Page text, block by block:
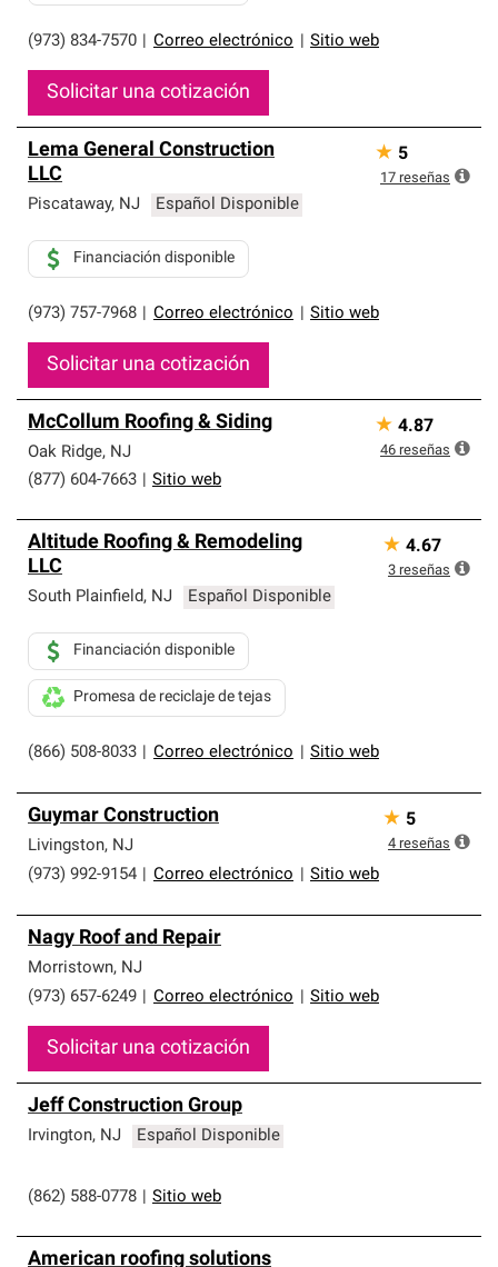
(973) 834-7570 Correo electrónico Sitio web
Solicitar una cotización
Lema General Construction
LLC
Piscataway, NJ Español Disponible
(973) 757-7968 Correo electrónico Sitio web
Financiación disponible
Solicitar una cotización
★ 5
17 reseñas
McCollum Roofing & Siding
Oak Ridge, NJ
(877) 604-7663
Sitio web
★ 4.87
46 reseñas
Altitude Roofing & Remodeling
LLC
South Plainfield, NJ Español Disponible
(866) 508-8033 Correo electrónico Sitio web
Financiación disponible
Promesa de reciclaje de tejas
★ 4.67
3 reseñas
Guymar Construction
Livingston, NJ
(973) 992-9154
Correo electrónico Sitio web
★ 5
4 reseñas
Nagy Roof and Repair
Morristown, NJ
(973) 657-6249
Correo electrónico Sitio web
Solicitar una cotización
Jeff Construction Group
Irvington, NJ Español Disponible
(862) 588-0778 Sitio web
American roofing solutions